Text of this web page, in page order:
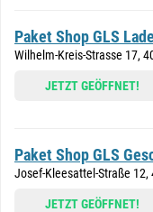
Paket Shop GLS
Wilhelm-Kreis-Strasse 17,
JETZT GEÖFFNET!
Paket Shop GLS
Josef-Kleesattel-Straße 12,
JETZT GEÖFFNET!